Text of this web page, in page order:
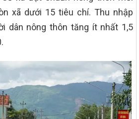
xã dưới 15 tiêu chí. Thu nhập
dân nông thôn tăng ít nhất 1,5